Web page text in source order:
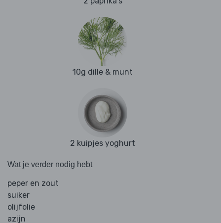
10g dille & munt
2 kuipjes yoghurt
Wat je verder nodig hebt
peper en zout
suiker
olijfolie
azijn